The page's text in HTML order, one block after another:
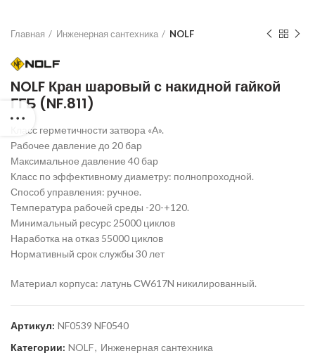
Главная Инженерная сантехника NOLF
NOLF Кран шаровый с накидной гайкой
ГГБ (NF.811)
Класс герметичности затвора «А».
Рабочее давление до 20 бар
Максимальное давление 40 бар
Класс по эффективному диаметру: полнопроходной.
Способ управления: ручное.
Температура рабочей среды -20-+120.
Минимальный ресурс 25000 циклов
Наработка на отказ 55000 циклов
Нормативный срок службы 30 лет
Материал корпуса: латунь СW617N никилированный.
Артикул: NF0539 NF0540
Категории: NOLF, Инженерная сантехника